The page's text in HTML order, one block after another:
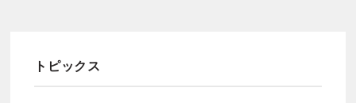
トピックス